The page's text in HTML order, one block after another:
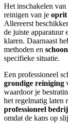
Het inschakelen
reinigen van je oprit
Allereerst
de juiste apparatuur
klaren. Daarnaast
methoden en
specifieke situatie.
Een professioneel
grondige reiniging
waardoor je
het regelmatig laten
professioneel
omdat de kans op